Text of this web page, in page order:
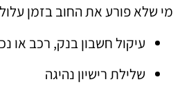
מי שלא פורע את החוב בזמן
עיקול חשבון בנק, רכב או
שלילת רישיון נהיגה